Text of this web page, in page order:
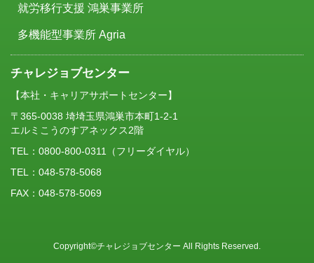
就労移行支援 鴻巣事業所
多機能型事業所 Agria
チャレジョブセンター
【本社・キャリアサポートセンター】
〒365-0038 埼埼玉県鴻巣市本町1-2-1
エルミこうのすアネックス2階
TEL： 0800-800-0311
（フリーダイヤル）
TEL：048-578-5068
FAX：048-578-5069
Copyright©チャレジョブセンター All Rights Reserved.